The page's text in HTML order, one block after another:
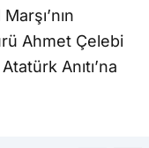
Ahmet Çelebi
Anıtı’na